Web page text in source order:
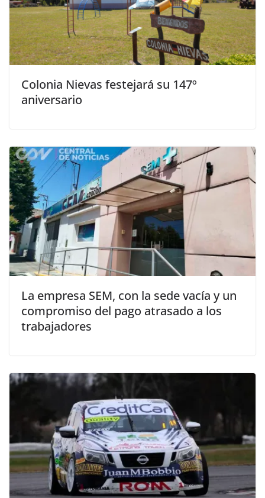
Colonia Nievas festejará su 147º
aniversario
La empresa SEM, con la sede vacía y un
compromiso del pago atrasado a los
trabajadores